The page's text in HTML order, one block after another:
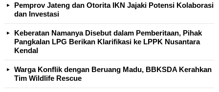
Pemprov Jateng dan Otorita IKN Jajaki Potensi Kolaborasi
dan Investasi
Keberatan Namanya Disebut dalam Pemberitaan, Pihak
Pangkalan LPG Berikan Klarifikasi ke LPPK Nusantara
Kendal
Warga Konflik dengan Beruang Madu, BBKSDA Kerahkan
Tim Wildlife Rescue